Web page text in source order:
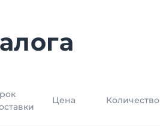
Цена Количество